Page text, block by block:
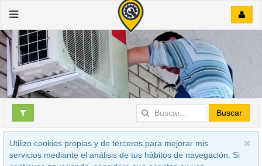
Buscar
Utilizo cookies propias y de terceros para mejorar mis
servicios mediante el análisis de tus hábitos de navegación. Si